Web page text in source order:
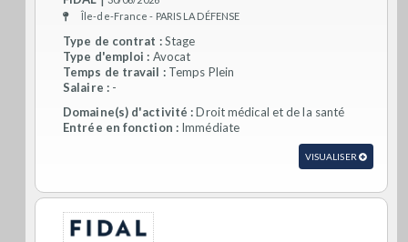
Île-de-France - PARIS LA DÉFENSE
Type de contrat :Stage
Type d'emploi : Avocat
Temps de travail :Temps Plein
Salaire :-
Domaine(s) d'activité :Droit médical et de la santé
Entrée en fonction : Immédiate
VISUALISER